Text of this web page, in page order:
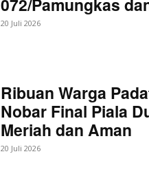
20 Juli 2026
Ribuan Warga
Nobar Final Piala
Meriah dan Aman
20 Juli 2026